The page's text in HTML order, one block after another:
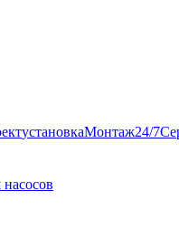
установкаМонтаж24/7